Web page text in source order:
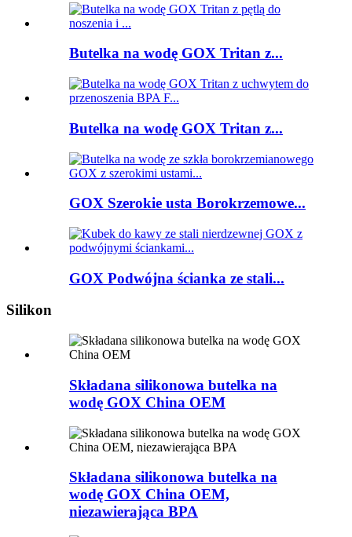
Butelka na wodę GOX Tritan z...
Butelka na wodę GOX Tritan z...
GOX Szerokie usta Borokrzemowe...
GOX Podwójna ścianka ze stali...
Silikon
Składana silikonowa butelka na
wodę GOX China OEM
Składana silikonowa butelka na
wodę GOX China OEM,
niezawierająca BPA